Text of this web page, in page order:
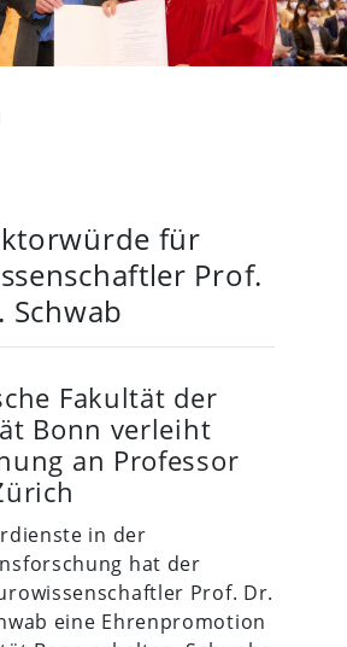
für
Prof.
Schwab
Fakultät der
Bonn verleiht
an Professor
in der
hat der
Prof. Dr.
eine Ehrenpromotion